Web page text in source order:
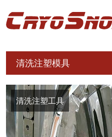
清洗注塑模具
清洗注塑工具